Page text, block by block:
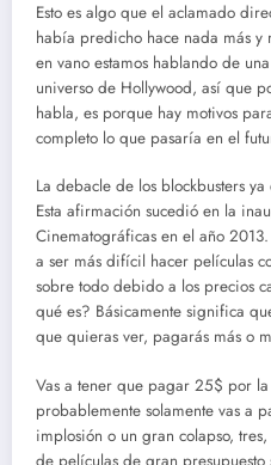
Esto es algo que el aclamado
había predicho hace nada más
en vano estamos hablando de
universo de Hollywood, así que
habla, es porque hay motivos
completo lo que pasaría en el
La debacle de los blockbusters ya
Esta afirmación sucedió en la
Cinematográficas en el año
a ser más difícil hacer películas
sobre todo debido a los precios
qué es? Básicamente significa
que quieras ver, pagarás más o
Vas a tener que pagar 25$ por
probablemente solamente vas a
implosión o un gran colapso,
de películas de gran presupuesto